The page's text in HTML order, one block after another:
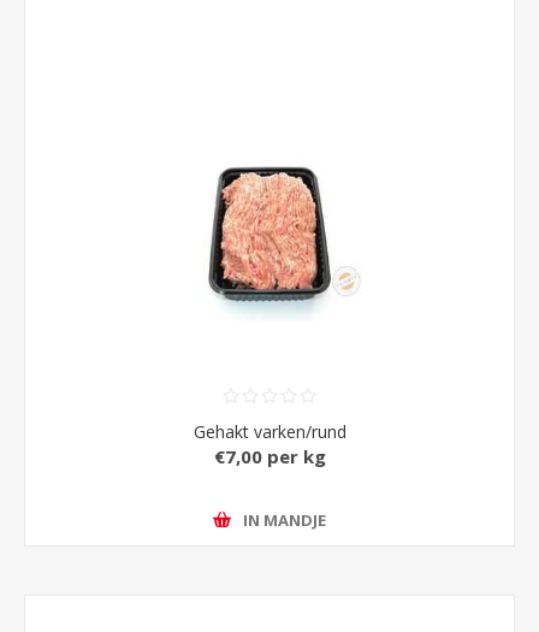
Gehakt varken/rund
€7,00 per kg
IN MANDJE